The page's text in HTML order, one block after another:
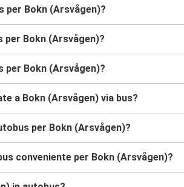
per Bokn (Arsvågen)?
Bokn (Arsvågen)?
per Bokn (Arsvågen)?
a Bokn (Arsvågen) via bus?
per Bokn (Arsvågen)?
conveniente per Bokn (Arsvågen)?